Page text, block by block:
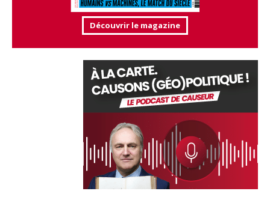
Découvrir le magazine